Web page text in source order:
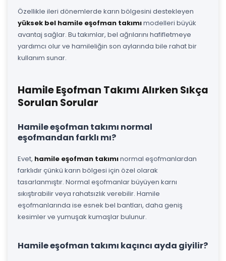
Özellikle ileri dönemlerde karın bölgesini destekleyen
yüksek bel hamile eşofman takımımodelleri büyük
avantaj sağlar. Bu takımlar, bel ağrılarını hafifletmeye
yardımcı olur ve hamileliğin son aylarında bile rahat bir
kullanım sunar.
Hamile Eşofman Takımı Alırken Sıkça
Sorulan Sorular
Hamile eşofman takımı normal
eşofmandan farklı mı?
Evet, hamile eşofman takımınormal eşofmanlardan
farklıdır çünkü karın bölgesi için özel olarak
tasarlanmıştır. Normal eşofmanlar büyüyen karnı
sıkıştırabilir veya rahatsızlık verebilir. Hamile
eşofmanlarında ise esnek bel bantları, daha geniş
kesimler ve yumuşak kumaşlar bulunur.
Hamile eşofman takımı kaçıncı ayda giyilir?